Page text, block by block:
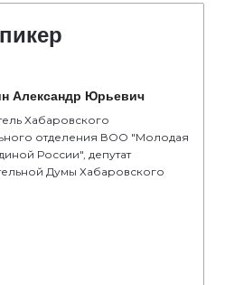
Александр Юрьевич
Хабаровского
отделения ВОО "Молодая
России", депутат
Думы Хабаровского